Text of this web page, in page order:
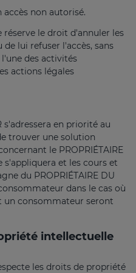
non autorisé.
réserve le droit d'annuler les
lui refuser l'accès, sans
des activités
actions légales
s'adressera en priorité au
trouver une solution
le PROPRIÉTAIRE
s'appliquera et les cours et
du PROPRIÉTAIRE DU
dans le cas où
un consommateur seront
intellectuelle
les droits de propriété